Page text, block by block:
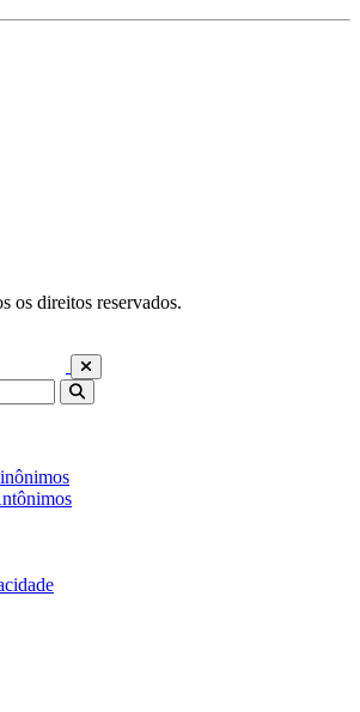
os direitos reservados.